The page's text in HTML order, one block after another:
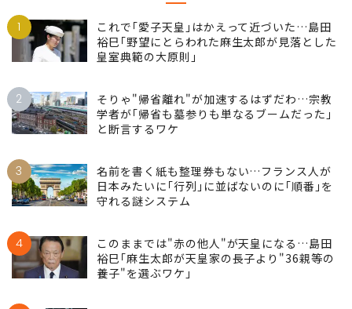
1
これで｢愛子天皇｣はかえって近づいた…島田
裕巳｢野望にとらわれた麻生太郎が見落とした
皇室典範の大原則｣
2
そりゃ"帰省離れ"が加速するはずだわ…宗教
学者が｢帰省も墓参りも単なるブームだった｣
と断言するワケ
3
名前を書く紙も整理券もない…フランス人が
日本みたいに｢行列｣に並ばないのに｢順番｣を
守れる謎システム
4
このままでは"赤の他人"が天皇になる…島田
裕巳｢麻生太郎が天皇家の長子より"36親等の
養子"を選ぶワケ｣